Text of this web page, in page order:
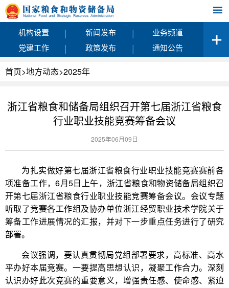
机构设置 | 新闻发布 |
业务频道
党建工作
| 政策发布 | 通知公告
首页>地方动态>2025年
浙江省粮食和储备局组织召开第七届浙江省粮食
行业职业技能竞赛筹备会议
2025年06月09日
为扎实做好第七届浙江省粮食行业职业技能竞赛赛前各
项准备工作，6月5日上午，浙江省粮食和物资储备局组织召
开第七届浙江省粮食行业职业技能竞赛筹备会议。会议专题
听取了竞赛各工作组及协办单位浙江经贸职业技术学院关于
筹备工作进展情况的汇报，并对下一步重点任务进行了研究
部署。
会议强调，要认真贯彻局党组部署要求，高标准、高水
平办好本届竞赛。一要提高思想认识，凝聚工作合力。深刻
认识办好此次竞赛的重要意义，增强责任感、使命感、紧迫